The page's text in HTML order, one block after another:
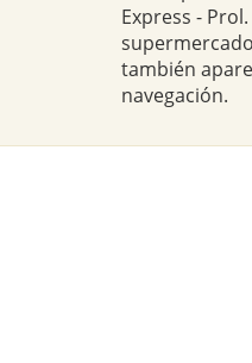
Express -
también
navegación.